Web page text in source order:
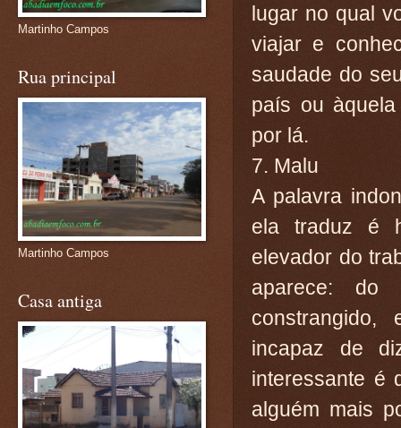
lugar no qual
viajar e
saudade do
país ou
por lá.
7. Malu
A palavra
ela traduz é
elevador do
aparece:
constrangido,
incapaz de
interessante é
alguém mais
Martinho Campos
Rua principal
Martinho Campos
Casa antiga